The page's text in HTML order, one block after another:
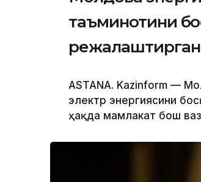
таъминотини
режалаштирган
ASTANA. Kazinform —
электр энергиясини
ҳақда мамлакат бош